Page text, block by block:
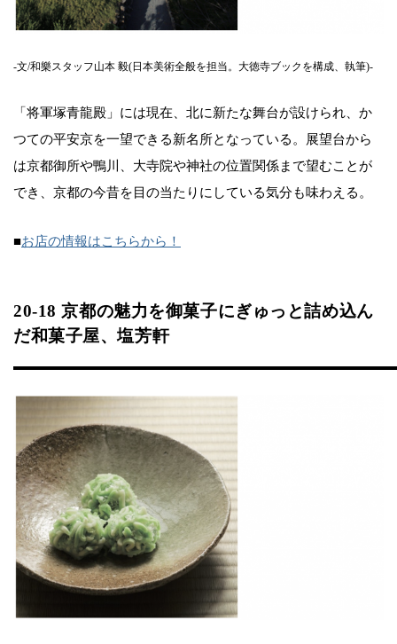
-文/和樂スタッフ山本 毅(日本美術全般を担当。大徳寺ブックを構成、執筆)-
「将軍塚青龍殿」には現在、北に新たな舞台が設けられ、か
つての平安京を一望できる新名所となっている。展望台から
は京都御所や鴨川、大寺院や神社の位置関係まで望むことが
でき、京都の今昔を目の当たりにしている気分も味わえる。
■お店の情報はこちらから！
20-18 京都の魅力を御菓子にぎゅっと詰め込ん
だ和菓子屋、塩芳軒